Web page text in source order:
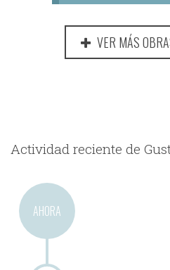
VER MÁS
Actividad reciente de
AHORA